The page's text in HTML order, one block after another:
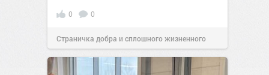
0 0
Страничка добра и сплошного жизненного
позитива!17:38Вчера